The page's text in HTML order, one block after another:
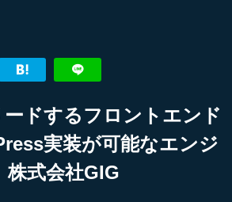
ドするフロントエンド
実装が可能なエンジ
式会社GIG